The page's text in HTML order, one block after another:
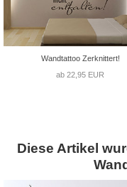
Wandtattoo Zerknittert!
ab 22,95 EUR
Diese Artikel